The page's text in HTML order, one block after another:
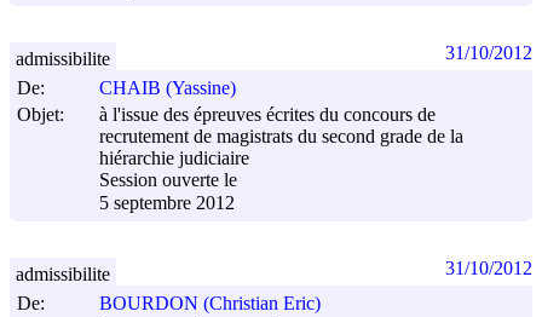
De:
CHAIB (Yassine)
Objet:
à l'issue des épreuves écrites du concours de
recrutement de magistrats du second grade de la
hiérarchie judiciaire
Session ouverte le
5 septembre 2012
admissibilite 31/10/2012
De:
BOURDON (Christian Eric)
admissibilite 31/10/2012